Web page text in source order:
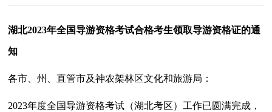
湖北2023年全国导游资格考试合格考生领取导游资格证的通
知
各市、州、直管市及神农架林区文化和旅游局：
2023年度全国导游资格考试（湖北考区）工作已圆满完成，